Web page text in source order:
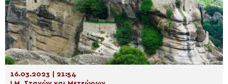
16.03.2023 | 21:54